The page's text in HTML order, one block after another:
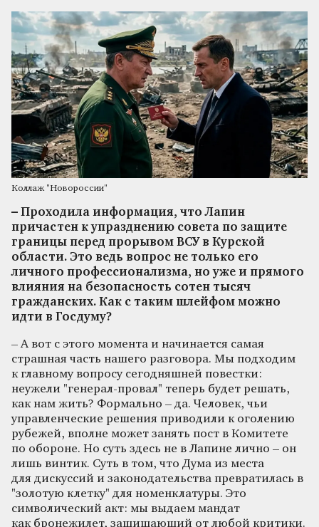
Коллаж "Новороссии"
– Проходила информация, что Лапин
причастен к упразднению совета по защите
границы перед прорывом ВСУ в Курской
области. Это ведь вопрос не только его
личного профессионализма, но уже и прямого
влияния на безопасность сотен тысяч
гражданских. Как с таким шлейфом можно
идти в Госдуму?
– А вот с этого момента и начинается самая
страшная часть нашего разговора. Мы подходим
к главному вопросу сегодняшней повестки:
неужели "генерал-провал" теперь будет решать,
как нам жить? Формально – да. Человек, чьи
управленческие решения приводили к оголению
рубежей, вполне может занять пост в Комитете
по обороне. Но суть здесь не в Лапине лично – он
лишь винтик. Суть в том, что Дума из места
для дискуссий и законодательства превратилась в
"золотую клетку" для номенклатуры. Это
символический акт: мы выдаем мандат
как бронежилет, защищающий от любой критики.